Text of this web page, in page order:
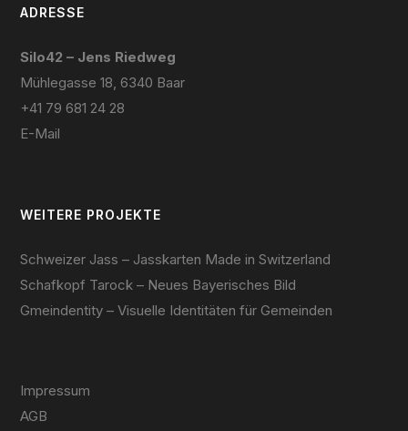
ADRESSE
Silo42 – Jens Riedweg
Mühlegasse 18, 6340 Baar
+41 79 681 24 28
E-Mail
WEITERE PROJEKTE
Schweizer Jass – Jasskarten Made in Switzerland
Schafkopf Tarock – Neues Bayerisches Bild
Gmeindentity – Visuelle Identitäten für Gemeinden
Impressum
AGB